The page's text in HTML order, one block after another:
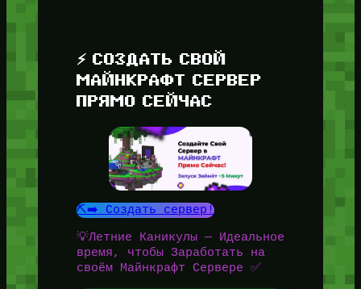
⚡ СОЗДАТЬ СВОЙ
МАЙНКРАФТ СЕРВЕР
ПРЯМО СЕЙЧАС
⛏️➡️ Создать сервер!
💡Летние Каникулы — Идеальное
время, чтобы Заработать на
своём Майнкрафт Сервере ✅